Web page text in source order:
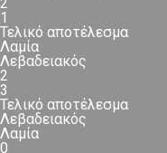
1
Τελικό αποτέλεσμα
Λαμία
Λεβαδειακός
2
3
Τελικό αποτέλεσμα
Λεβαδειακός
Λαμία
0